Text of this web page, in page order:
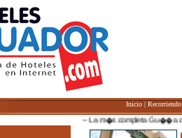
Inicio |
-- La m�s completa Gu��a de